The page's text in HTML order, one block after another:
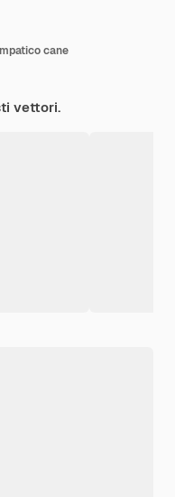
cane
vettori.